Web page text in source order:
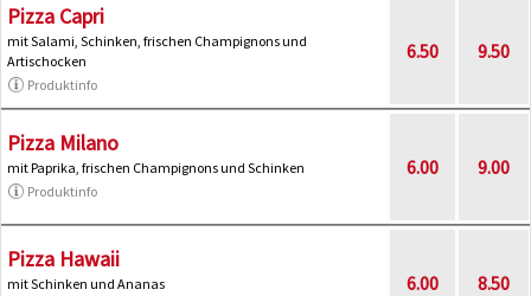
Pizza Capri
mit Salami, Schinken, frischen Champignons und
Artischocken
Produktinfo
6.50 9.50
Pizza Milano
mit Paprika, frischen Champignons und Schinken
Produktinfo
6.00 9.00
Pizza Hawaii
mit Schinken und Ananas
6.00 8.50